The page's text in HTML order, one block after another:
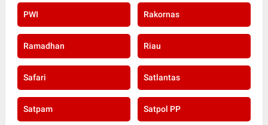
PWI Rakornas
Ramadhan Riau
Safari Satlantas
Satpam Satpol PP